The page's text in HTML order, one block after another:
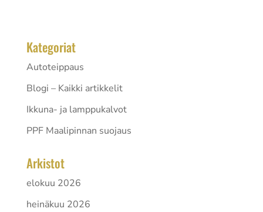
Kategoriat
Autoteippaus
Blogi – Kaikki artikkelit
Ikkuna- ja lamppukalvot
PPF Maalipinnan suojaus
Arkistot
elokuu 2026
heinäkuu 2026